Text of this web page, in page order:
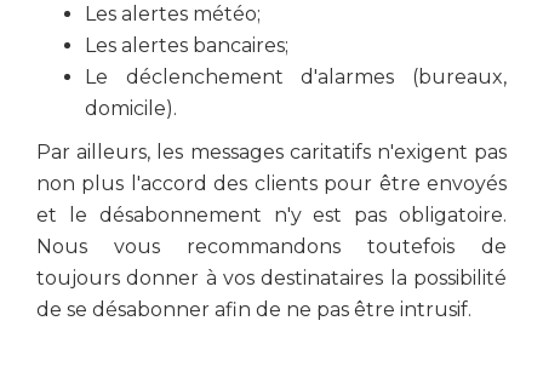
Les alertes météo;
Les alertes bancaires;
Le déclenchement d'alarmes (bureaux,
domicile).
Par ailleurs, les messages caritatifs n'exigent pas
non plus l'accord des clients pour être envoyés
et le désabonnement n'y est pas obligatoire.
Nous vous recommandons toutefois de
toujours donner à vos destinataires la possibilité
de se désabonner afin de ne pas être intrusif.